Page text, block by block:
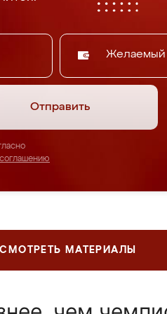
Отправить
соглашению
МАТЕРИАЛЫ